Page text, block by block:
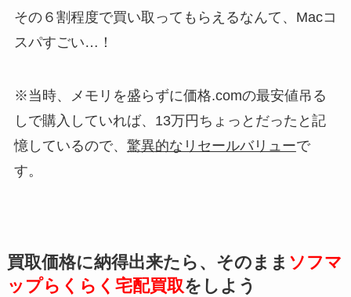
その６割程度で買い取ってもらえるなんて、Macコ
スパすごい…！
※当時、メモリを盛らずに価格.comの最安値吊る
しで購入していれば、13万円ちょっとだったと記
憶しているので、 驚異的なリセールバリューで
す。
買取価格に納得出来たら、そのまま ソフマ
ップらくらく宅配買取をしよう